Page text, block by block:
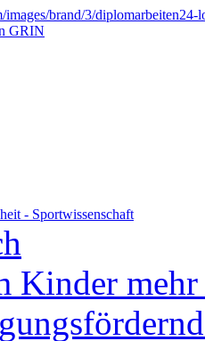
- Sportwissenschaft